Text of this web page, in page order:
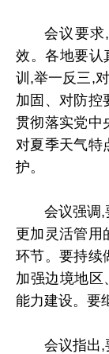
会议要
效。各地要认
训,举一反三,
加固、对防控
贯彻落实党中
对夏季天气特
护。
会议强调,
更加灵活管用
环节。要持续
加强边境地区
能力建设。要
会议指出